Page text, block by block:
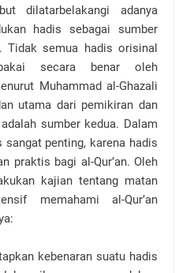
dilatarbelakangi adanya
hadis sebagai sumber
Tidak semua hadis orisinal
secara benar oleh
Muhammad al-Ghazali
utama dari pemikiran dan
sumber kedua. Dalam
sangat penting, karena hadis
praktis bagi al-Qur’an. Oleh
kajian tentang matan
memahami al-Qur’an
kebenaran suatu hadis